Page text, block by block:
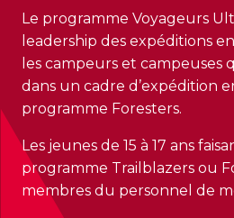
Le programme Voyageurs
leadership des expéditions
les campeurs et campeuses
dans un cadre d’expédition
programme Foresters.
Les jeunes de 15 à 17 ans
programme Trailblazers ou
membres du personnel de